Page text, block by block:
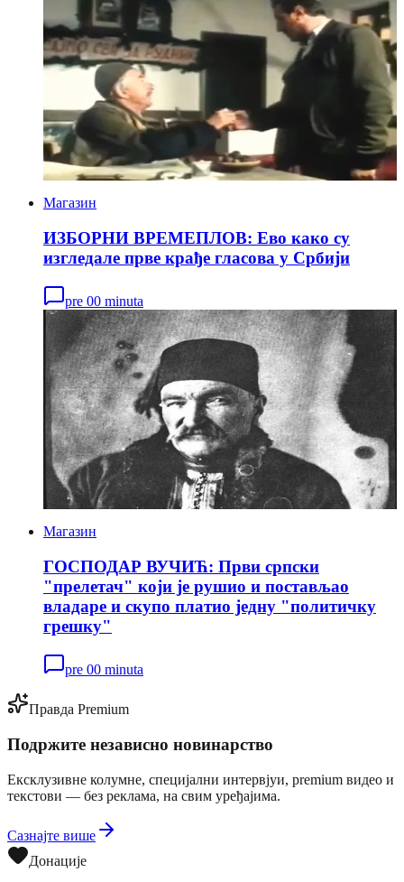
Магазин
ИЗБОРНИ ВРЕМЕПЛОВ: Ево како су
изгледале прве крађе гласова у Србији
pre 00 minuta
Магазин
ГОСПОДАР ВУЧИЋ: Први српски
"прелетач" који је рушио и постављао
владаре и скупо платио једну "политичку
грешку"
pre 00 minuta
Правда Premium
Подржите независно новинарство
Ексклузивне колумне, специјални интервјуи, premium видео и
текстови — без реклама, на свим уређајима.
Сазнајте више
Донације